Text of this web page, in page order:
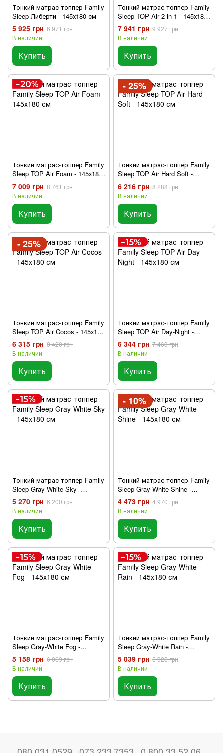
Тонкий матрас-топпер Family
Sleep Либерти - 145х180 см
5 925 грн 6 971 грн
В наличии
Купить
Тонкий матрас-топпер Family
Sleep TOP Air 2 in 1 - 145х180
см
7 941 грн 9 927 грн
В наличии
Купить
Тонкий матрас-топпер Family
Sleep TOP Air Foam - 145х180
см
7 009 грн 8 761 грн
В наличии
Купить
- 25%
Тонкий матрас-топпер Family
Sleep TOP Air Hard Soft -
145х180 см
6 216 грн 8 288 грн
В наличии
Купить
- 25%
Тонкий матрас-топпер Family
Sleep TOP Air Cocos - 145х180
см
6 315 грн 8 420 грн
В наличии
Купить
Тонкий матрас-топпер Family
Sleep TOP Air Day-Night -
145х180 см
6 344 грн 7 463 грн
В наличии
Купить
Тонкий матрас-топпер Family
Sleep Gray-White Sky -
145х180 см
5 270 грн 6 200 грн
В наличии
Купить
- 10%
Тонкий матрас-топпер Family
Sleep Gray-White Shine -
145х180 см
4 473 грн 4 970 грн
В наличии
Купить
Тонкий матрас-топпер Family
Sleep Gray-White Fog -
145х180 см
5 158 грн 6 069 грн
В наличии
Купить
Тонкий матрас-топпер Family
Sleep Gray-White Rain -
145х180 см
5 039 грн 5 928 грн
В наличии
Купить